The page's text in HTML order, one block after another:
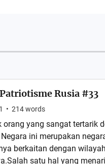
Rusia #33
• 214words
orang yang sangat tertarik
ini merupakan
berkaitan dengan
satu hal yang